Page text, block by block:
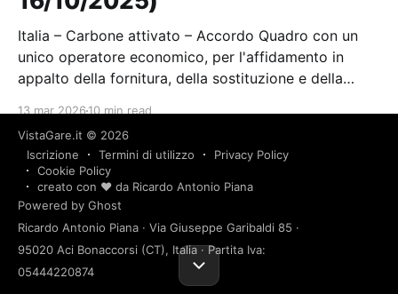
Italia – Carbone attivato – Accordo Quadro con un
unico operatore economico, per l'affidamento in
appalto della fornitura, della sostituzione e della
presso l'impianto di produzione biometano…
13 mar 2026 10 min read
suppliesspresiano v-8aec0d7
Prodotti derivati dal petrolio, combustibili, elettricità e altre fonti di energia
Elettricità
Italia – Elettricità – Fornitura di
energia elettrica – Contarina
S.p.a.
VistaGare.it © 2026
Iscrizione
Termini di utilizzo
Privacy Policy
Cookie Policy
creato con ❤️ da Ricardo Antonio Piana
Powered by Ghost
Ricardo Antonio Piana · Via Giuseppe Garibaldi 85 ·
95020 Aci Bonaccorsi (CT), Italia · Partita Iva:
05444220874